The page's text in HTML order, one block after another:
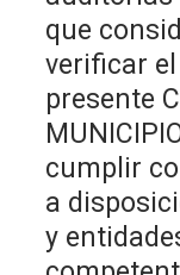
que
verificar
presente
cumplir
a
y